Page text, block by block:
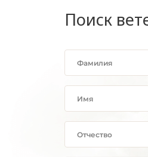
Поиск